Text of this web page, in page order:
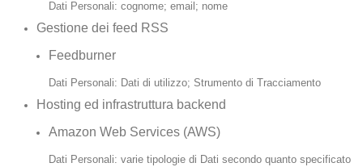
Dati Personali: cognome; email; nome
Gestione dei feed RSS
Feedburner
Dati Personali: Dati di utilizzo; Strumento di Tracciamento
Hosting ed infrastruttura backend
Amazon Web Services (AWS)
Dati Personali: varie tipologie di Dati secondo quanto specificato